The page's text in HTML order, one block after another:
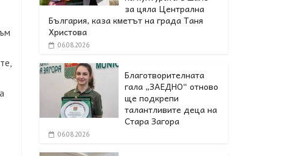
за цяла Централна
България, каза кметът на града Таня
Христова
06.08.2026
Благотворителната
гала „ЗАЕДНО“ отново
ще подкрепи
талантливите деца на
Стара Загора
06.08.2026